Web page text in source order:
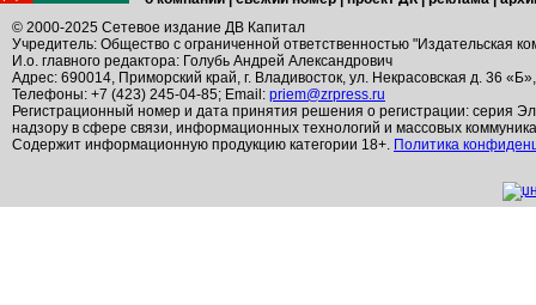
© 2000-2025 Сетевое издание ДВ Капитал
Учредитель: Общество с ограниченной ответственностью "Издательская
И.о. главного редактора: Голубь Андрей Александрович
Адрес: 690014, Приморский край, г. Владивосток, ул. Некрасовская д. 36
Телефоны: +7 (423) 245-04-85; Email: priem@zrpress.ru
Регистрационный номер и дата принятия решения о регистрации: серия
надзору в сфере связи, информационных технологий и массовых
Содержит информационную продукцию категории 18+. Политика